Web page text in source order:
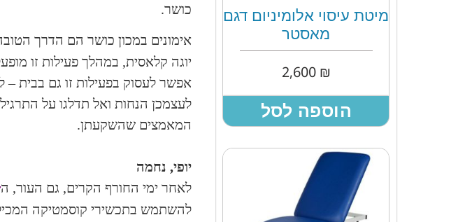
מיטת עיסוי אלומיניום דגם
מאסטר
₪
2,600
הוספה לסל
כושר.
אימונים במכון כושר הם הדרך
יוגה קלאסית, במהלך פעילות זו
אפשר לעסוק בפעילות זו גם בבית
לעצמכן הנחות ואל תדלגו על
המאמצים שהשקעתן.
יופי, נחמה
לאחר ימי החורף הקרים, גם העור, ה
להשתמש בתכשירי קוסמטיקה